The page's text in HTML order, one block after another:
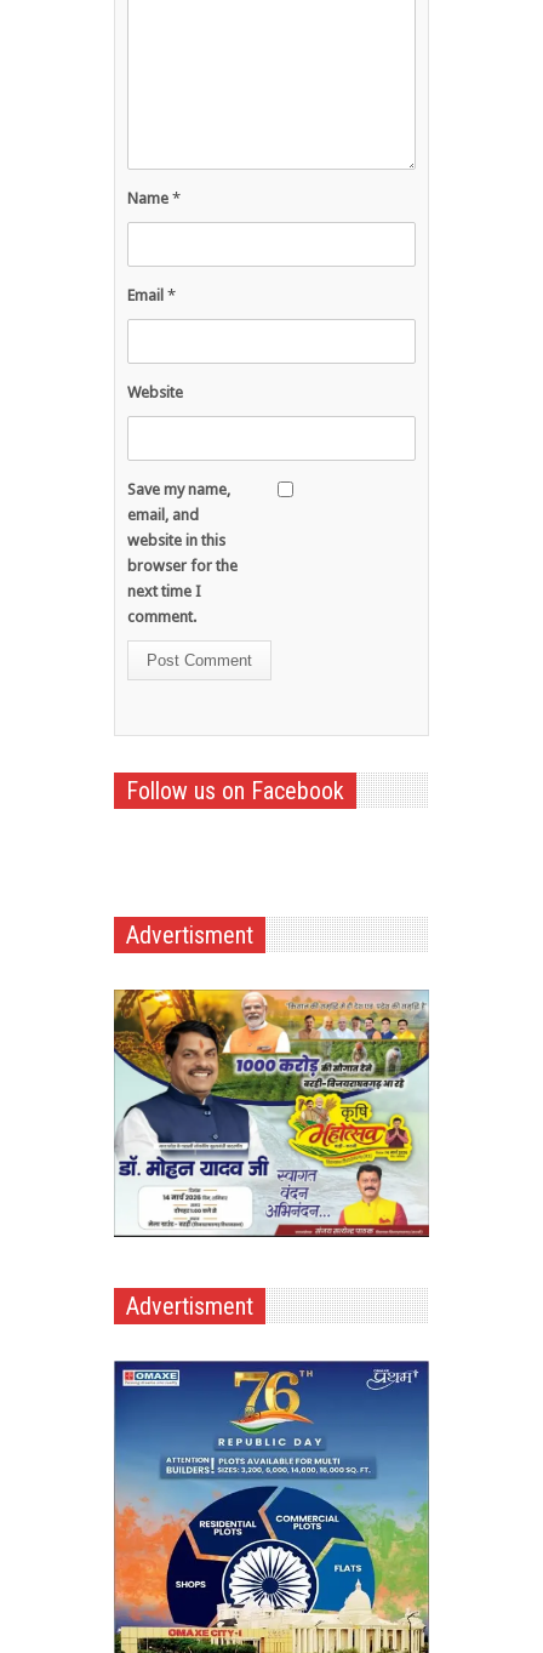
Name *
Email *
Website
Save my name,
email, and
website in this
browser for the
next time I
comment.
Follow us on Facebook
Advertisment
Advertisment